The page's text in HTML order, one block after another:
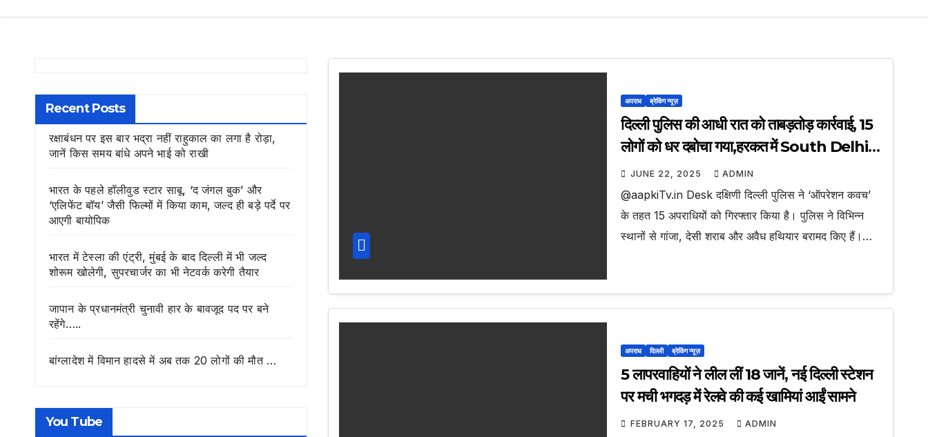
Recent Posts
रक्षाबंधन पर इस बार भद्रा नहीं राहुकाल का लगा है रोड़ा,
जानें किस समय बांधे अपने भाई को राखी
भारत के पहले हॉलीवुड स्टार साबू, ‘द जंगल बुक’ और
‘एलिफेंट बॉय’ जैसी फिल्मों में किया काम, जल्द ही बड़े पर्दे पर
आएगी बायोपिक
भारत में टेस्ला की एंट्री, मुंबई के बाद दिल्ली में भी जल्द
शोरूम खोलेगी, सुपरचार्जर का भी नेटवर्क करेगी तैयार
जापान के प्रधानमंत्री चुनावी हार के बावजूद पद पर बने
रहेंगे…..
बांग्लादेश में विमान हादसे में अब तक 20 लोगों की मौत …
You Tube
अपराध ब्रेकिंग न्यूज़
दिल्ली पुलिस की आधी रात को ताबड़तोड़ कार्रवाई, 15
लोगों को धर दबोचा गया,हरकत में South Delhi
इलाका
JUNE 22, 2025 ADMIN
@aapkiTv.in Desk दक्षिणी दिल्ली पुलिस ने ‘ऑपरेशन कवच’
के तहत 15 अपराधियों को गिरफ्तार किया है। पुलिस ने विभिन्न
स्थानों से गांजा, देसी शराब और अवैध हथियार बरामद किए हैं।…
अपराध दिल्ली ब्रेकिंग न्यूज़
5 लापरवाहियों ने लील लीं 18 जानें, नई दिल्ली स्टेशन
पर मची भगदड़ में रेलवे की कई खामियां आईं सामने
FEBRUARY 17, 2025 ADMIN